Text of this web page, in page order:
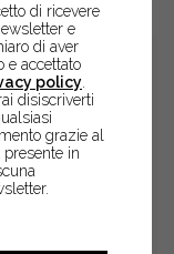
di ricevere
e
di aver
e accettato
policy
disiscriverti
grazie al
presente in